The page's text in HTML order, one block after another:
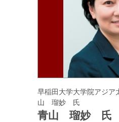
早稲田大学大学院アジ
山 瑠妙 氏
青山 瑠妙 氏